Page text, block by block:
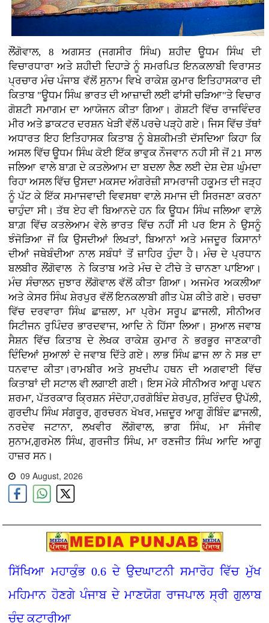
ਲੌਂਗੋਵਾਲ, 8 ਅਗਸਤ (ਜਗਸੀਰ ਸਿੰਘ) ਸ਼ਹੀਦ ਊਧਮ ਸਿੰਘ ਦੀ
ਵਿਚਾਰਧਾਰਾ ਅਤੇ ਸ਼ਹੀਦੀ ਦਿਹਾੜੇ ਨੂੰ ਸਮਰਪਿਤ ਇਨਕਲਾਬੀ ਵਿਰਾਸਤ
ਪ੍ਰਚਾਰ ਮੰਚ ਪੰਜਾਬ ਵੱਲੋਂ ਸੁਨਾਮ ਵਿਖੇ ਰਾਕੇਸ਼ ਕੁਮਾਰ ਇਤਿਹਾਸਕਾਰ ਦੀ
ਕਿਤਾਬ "ਊਧਮ ਸਿੰਘ ਭਾਰਤ ਦੀ ਆਜ਼ਾਦੀ ਲਈ ਫਾਂਸੀ ਚੜਿਆ"ਤੇ ਵਿਚਾਰ
ਗੋਸ਼ਟੀ ਸਮਾਗਮ ਦਾ ਆਯੋਜਨ ਕੀਤਾ ਗਿਆ। ਗੋਸ਼ਟੀ ਵਿੱਚ ਰਾਜਵਿੰਦਰ
ਮੀਰ ਅਤੇ ਡਾਕਟਰ ਦਰਸ਼ਨ ਖੇੜੀ ਵੱਲੋਂ ਪਰਚੇ ਪੜ੍ਹੇ ਗਏ। ਜਿਸ ਵਿੱਚ ਤੱਥਾਂ
ਅਧਾਰਤ ਇਹ ਇਤਿਹਾਸਕ ਕਿਤਾਬ ਨੂੰ ਬੇਸ਼ਕੀਮਤੀ ਦੱਸਦਿਆ ਕਿਹਾ ਕਿ
ਅਸਲ ਵਿੱਚ ਊਧਮ ਸਿੰਘ ਕੋਈ ਇੱਕ ਭਾਵੁਕ ਨੌਜਵਾਨ ਨਹੀ ਸੀ ਜੋਂ 21 ਸਾਲ
ਜਲਿਆ ਵਾਲੇ ਬਾਗ਼ ਦੇ ਕਤਲੇਆਮ ਦਾ ਬਦਲਾ ਲੈਣ ਲਈ ਦੇਸ਼ ਦੇਸ਼ ਘੁੰਮਦਾ
ਰਿਹਾ ਅਸਲ ਵਿੱਚ ਉਸਦਾ ਮਕਸਦ ਅੰਗਰੇਜ਼ੀ ਸਾਮਰਾਜੀ ਹਕੂਮਤ ਦੀ ਜੜ੍ਹ
ਨੂੰ ਪੱਟ ਕੇ ਇੱਕ ਸਮਾਜਵਾਦੀ ਵਿਵਸਥਾ ਵਾਲ਼ੇ ਸਮਾਜ ਦੀ ਸਿਰਜਣਾ ਕਰਨਾ
ਚਾਹੁੰਦਾ ਸੀ। ਤੱਥ ਏਹ ਵੀ ਬਿਆਨਦੇ ਹਨ ਕਿ ਊਧਮ ਸਿੰਘ ਜਲਿਆ ਵਾਲ਼ੇ
ਬਾਗ਼ ਵਿੱਚ ਕਤਲੇਆਮ ਵੇਲੇ ਭਾਰਤ ਵਿੱਚ ਨਹੀਂ ਸੀ ਪਰ ਇਸ ਨੇ ਉਸਨੂੰ
ਝੰਜੋੜਿਆ ਜੋਂ ਕਿ ਉਸਦੀਆਂ ਲਿਖਤਾਂ, ਬਿਆਨਾਂ ਅਤੇ ਮਜਦੂਰ ਕਿਸਾਨਾਂ
ਦੀਆਂ ਜਥੇਬੰਦੀਆ ਨਾਲ ਸਬੰਧਾਂ ਤੋਂ ਜ਼ਾਹਿਰ ਹੁੰਦਾ ਹੈ। ਮੰਚ ਦੇ ਪ੍ਰਧਾਨ
ਬਲਬੀਰ ਲੌਂਗੋਵਾਲ ਨੇ ਕਿਤਾਬ ਅਤੇ ਮੰਚ ਦੇ ਟੀਚੇ ਤੇ ਚਾਨਣਾ ਪਾਇਆ।
ਮੰਚ ਸੰਚਾਲਨ ਜੁਝਾਰ ਲੋਂਗੋਵਾਲ ਵੱਲੋਂ ਕੀਤਾ ਗਿਆ। ਅਜਮੇਰ ਅਕਲੀਆ
ਅਤੇ ਕੇਸਰ ਸਿੰਘ ਸ਼ੇਰਪੁਰ ਵੱਲੋਂ ਇਨਕਲਾਬੀ ਗੀਤ ਪੇਸ਼ ਕੀਤੇ ਗਏ। ਚਰਚਾ
ਵਿੱਚ ਦਰਵਾਰਾ ਸਿੰਘ ਛਾਜ਼ਲਾ, ਮਾ ਪ੍ਰੇਮ ਸਰੂਪ ਛਾਜਲੀ, ਸੀਨੀਅਰ
ਸਿਟੀਜਨ ਰੁਪਿੰਦਰ ਭਾਰਦਵਾਜ, ਆਦਿ ਨੇ ਹਿੱਸਾ ਲਿਆ। ਸੁਆਲ ਜਵਾਬ
ਸੈਸ਼ਨ ਵਿੱਚ ਕਿਤਾਬ ਦੇ ਲੇਖਕ ਰਾਕੇਸ਼ ਕੁਮਾਰ ਨੇ ਭਰਭੂਰ ਜਾਣਕਾਰੀ
ਦਿੰਦਿਆਂ ਸੁਆਲਾਂ ਦੇ ਜਵਾਬ ਦਿੱਤੇ ਗਏ। ਲਾਭ ਸਿੰਘ ਛਾਜ ਲਾ ਨੇ ਸਭ ਦਾ
ਧਨਵਾਦ ਕੀਤਾ।ਰਾਮਬੀਰ ਅਤੇ ਸੁਖਦੀਪ ਹਥਨ ਦੀ ਅਗਵਾਈ ਵਿੱਚ
ਕਿਤਾਬਾਂ ਦੀ ਸਟਾਲ ਵੀ ਲਗਾਈ ਗਈ। ਇਸ ਮੋਕੇ ਸੀਨੀਅਰ ਆਗੂ ਪਵਨ
ਸ਼ਰਮਾ, ਪੱਤਰਕਾਰ ਕ੍ਰਿਸ਼ਨ ਸੰਦੋਹਾ,ਹਰਗੋਬਿੰਦ ਸ਼ੇਰਪੁਰ, ਸੁਰਿੰਦਰ ਉਪੱਲੀ,
ਗੁਰਦੀਪ ਸਿੰਘ ਸਂਗਰੂਰ, ਗੁਰਚਰਨ ਖੋਖਰ, ਮਜ਼ਦੂਰ ਆਗੂ ਗੌਬਿੰਦ ਛਾਜਲੀ,
ਨਰਦੇਵ ਜਟਾਨਾ, ਲਖਵੀਰ ਲੋਂਗੋਵਾਲ, ਭਾਗ ਸਿੰਘ, ਮਾ ਸੰਜੀਵ
ਸੁਨਾਮ,ਗੁਰਮੇਲ ਸਿੰਘ, ਗੁਰਜੀਤ ਸਿੰਘ, ਮਾ ਰਣਜੀਤ ਸਿੰਘ ਆਦਿ ਆਗੂ
ਹਾਜ਼ਰ ਸਨ।
09 August, 2026
ਸਿੱਖਿਆ ਮਹਾਕੁੰਭ 0.6 ਦੇ ਉਦਘਾਟਨੀ ਸਮਾਰੋਹ ਵਿੱਚ ਮੁੱਖ
ਮਹਿਮਾਨ ਹੋਣਗੇ ਪੰਜਾਬ ਦੇ ਮਾਣਯੋਗ ਰਾਜਪਾਲ ਸ੍ਰੀ ਗੁਲਾਬ
ਚੰਦ ਕਟਾਰੀਆ